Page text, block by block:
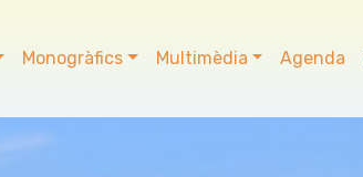
Monogràfics Multimèdia Agenda